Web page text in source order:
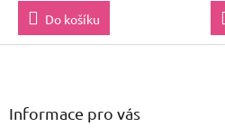
Do košíku
Z
Informace pro vás